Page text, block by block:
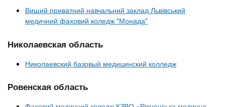
Вищий приватний навчальний заклад Львівський
медичний фаховий коледж "Монада"
Николаевская область
Николаевский базовый медицинский колледж
Ровенская область